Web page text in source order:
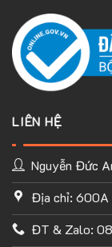
TÙY CHỈNH
Với thư viện ứng
LIÊN HỆ
Nguyễn Đức
Địa chỉ: 600A
ĐT & Zalo: